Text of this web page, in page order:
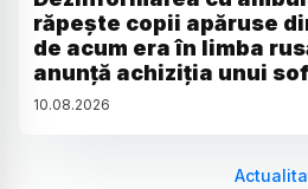
răpește copii apăruse
de acum era în limba
anunță achiziția unui
10.08.2026